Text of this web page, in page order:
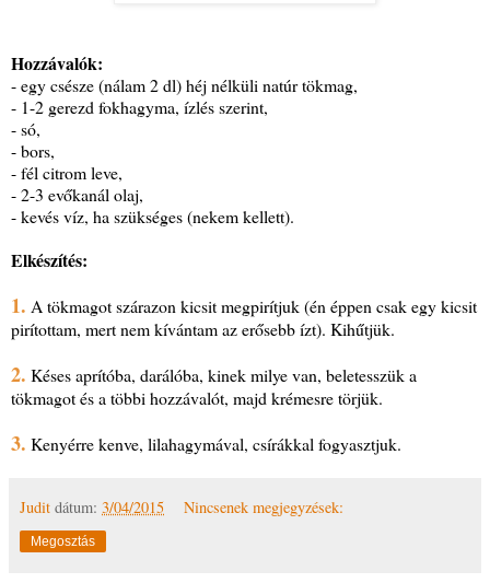
Hozzávalók:
- egy csésze (nálam 2 dl) héj nélküli natúr tökmag,
- 1-2 gerezd fokhagyma, ízlés szerint,
- só,
- bors,
- fél citrom leve,
- 2-3 evőkanál olaj,
- kevés víz, ha szükséges (nekem kellett).
Elkészítés:
1. A tökmagot szárazon kicsit megpirítjuk (én éppen csak egy kicsit
pirítottam, mert nem kívántam az erősebb ízt). Kihűtjük.
2. Késes aprítóba, darálóba, kinek milye van, beletesszük a
tökmagot és a többi hozzávalót, majd krémesre törjük.
3. Kenyérre kenve, lilahagymával, csírákkal fogyasztjuk.
Judit dátum: 3/04/2015 Nincsenek megjegyzések:
Megosztás